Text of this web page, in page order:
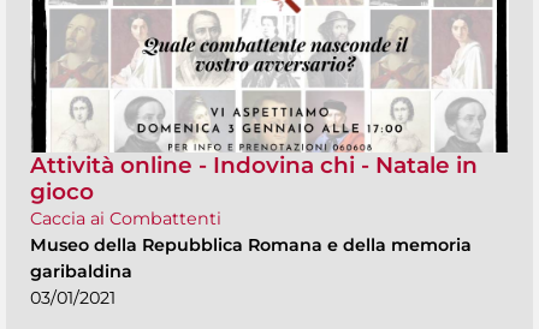
Attività online - Indovina chi - Natale in
gioco
Caccia ai Combattenti
Museo della Repubblica Romana e della memoria
garibaldina
03/01/2021